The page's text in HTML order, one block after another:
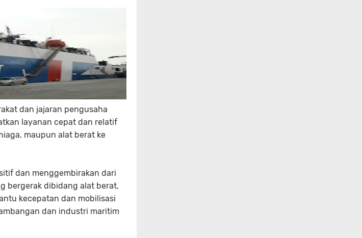
dan jajaran pengusaha
layanan cepat dan relatif
maupun alat berat ke
dan menggembirakan dari
bergerak dibidang alat berat,
kecepatan dan mobilisasi
dan industri maritim